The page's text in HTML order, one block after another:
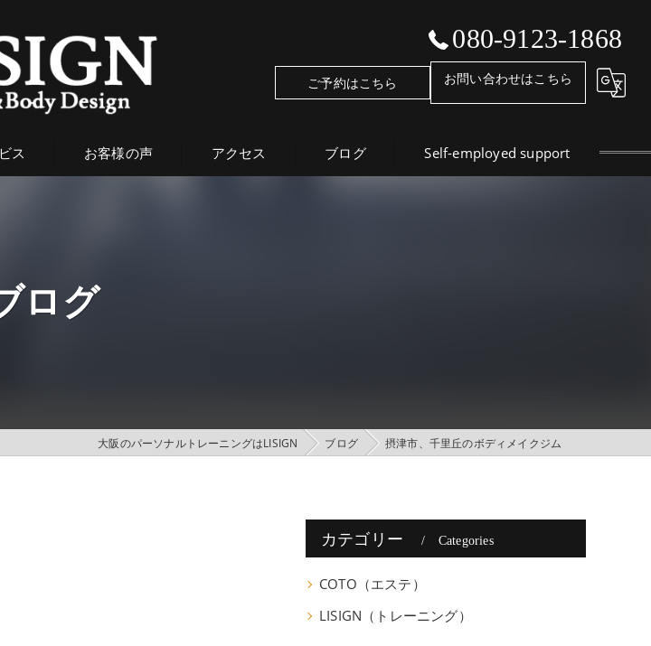
080-9123-1868
ご予約はこちら お問い合わせはこちら
ス お客様の声 アクセス ブログ Self-employed support
ログ
大阪のパーソナルトレーニングはLISIGN ブログ 摂津市、千里丘のボディメイクジム
カテゴリー Categories
COTO（エステ）
LISIGN（トレーニング）